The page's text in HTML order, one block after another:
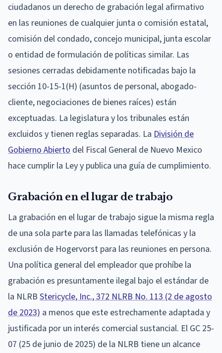
ciudadanos un derecho de grabación legal afirmativo
en las reuniones de cualquier junta o comisión estatal,
comisión del condado, concejo municipal, junta escolar
o entidad de formulación de políticas similar. Las
sesiones cerradas debidamente notificadas bajo la
sección 10-15-1(H) (asuntos de personal, abogado-
cliente, negociaciones de bienes raíces) están
exceptuadas. La legislatura y los tribunales están
excluidos y tienen reglas separadas. La División de
Gobierno Abierto del Fiscal General de Nuevo Mexico
hace cumplir la Ley y publica una guía de cumplimiento.
Grabación en el lugar de trabajo
La grabación en el lugar de trabajo sigue la misma regla
de una sola parte para las llamadas telefónicas y la
exclusión de Hogervorst para las reuniones en persona.
Una política general del empleador que prohíbe la
grabación es presuntamente ilegal bajo el estándar de
la NLRB Stericycle, Inc., 372 NLRB No. 113 (2 de agosto
de 2023) a menos que este estrechamente adaptada y
justificada por un interés comercial sustancial. El GC 25-
07 (25 de junio de 2025) de la NLRB tiene un alcance